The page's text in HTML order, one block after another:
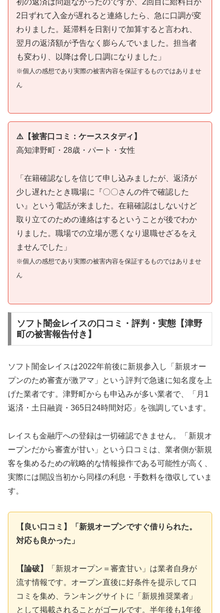
2日ずれて入金が遅れると連絡したら、急に口調が変
わりました。延滞料を日割りで加算すると言われ、
翌月の返済額が予告なく膨らんでいました。担当者
も変わり、以降は脅し口調になりました」
※個人の感想であり実際の被害内容を保証するものではありませ
ん
⚠️【被害口コミ：ケーススタディ】
高知津野町・28歳・パート・女性
「在籍確認なしを信じて申し込みましたが、返済が
少し遅れたとき職場に『〇〇さんの件で確認した
い』という電話が来ました。在籍確認はしないけど
取り立てのための連絡はするということが後でわか
りました。職場での立場が悪くなり退職せざるをえ
ませんでした」
※個人の感想であり実際の被害内容を保証するものではありませ
ん
ソフト闇金レイスの口コミ・評判・実態【津野
町の被害報告付き】
ソフト闇金レイスは2022年前後に新規参入し「新規オー
プンのため審査が激アマ」という評判で急速に知名度を上
げた業者です。津野町からも申込みが多い業者で、「月1
返済・土日融資・365日24時間対応」を強調しています。
レイスも金融庁への登録は一切確認できません。「新規オ
ープンだから審査が甘い」という口コミは、業者側が新規
客を集めるための戦略的な情報操作である可能性が高く、
実際には開設当初から同様の利息・手数料を徴収していま
す。
【良い口コミ】「新規オープンですぐ借りられた。
対応も良かった」
【論破】
「新規オープン＝審査甘い」は業者自身が
流す情報です。オープン直後に好条件を提示して口
コミを集め、ランキングサイトに「新規推奨業者」
として掲載されることがゴールです。半年後も1年後